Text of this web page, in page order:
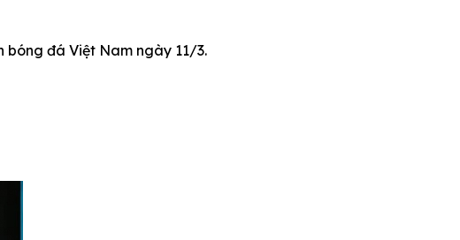
bóng đá Việt Nam ngày 11/3.